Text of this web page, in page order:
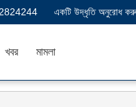
একটি উদ্ধৃতি অনুরোধ
খবর মামলা